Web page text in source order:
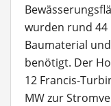
wurden rund
Baumaterial
benötigt. Der
12 Francis-
MW zur